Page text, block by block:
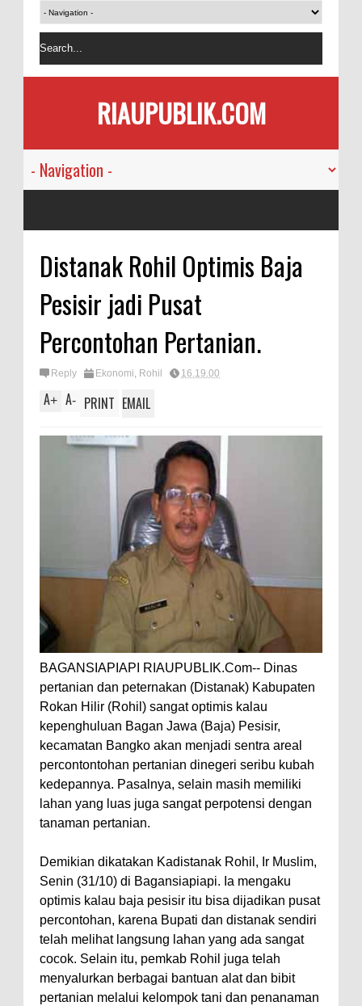
RIAUPUBLIK.COM
Distanak Rohil Optimis Baja
Pesisir jadi Pusat
Percontohan Pertanian.
Reply Ekonomi, Rohil 16.19.00
A+ A- PRINT EMAIL
BAGANSIAPIAPI RIAUPUBLIK.Com-- Dinas
pertanian dan peternakan (Distanak) Kabupaten
Rokan Hilir (Rohil) sangat optimis kalau
kepenghuluan Bagan Jawa (Baja) Pesisir,
kecamatan Bangko akan menjadi sentra areal
percontontohan pertanian dinegeri seribu kubah
kedepannya. Pasalnya, selain masih memiliki
lahan yang luas juga sangat perpotensi dengan
tanaman pertanian.
Demikian dikatakan Kadistanak Rohil, Ir Muslim,
Senin (31/10) di Bagansiapiapi. Ia mengaku
optimis kalau baja pesisir itu bisa dijadikan pusat
percontohan, karena Bupati dan distanak sendiri
telah melihat langsung lahan yang ada sangat
cocok. Selain itu, pemkab Rohil juga telah
menyalurkan berbagai bantuan alat dan bibit
pertanian melalui kelompok tani dan penanaman